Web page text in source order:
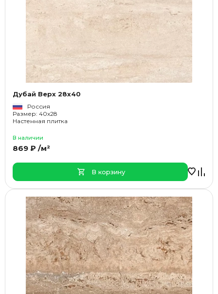
Дубай Верх 28x40
Россия
Размер: 40x28
Настенная плитка
В наличии
869 ₽ /м²
В корзину